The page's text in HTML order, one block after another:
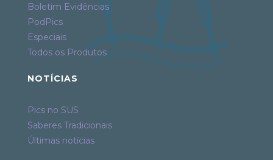
Boletim Evidências
PodPics
Especiais
Todos os Produtos
NOTÍCIAS
Pics no SUS
Saberes Tradicionais
Últimas notícias